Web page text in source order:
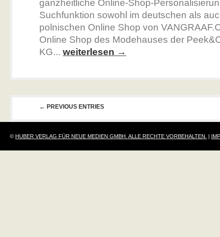
ganzheitliche Online-Shop-
Suchfunktion sowohl im deutschen als
polnischen Online Shop von
Online Shop des Modehauses der
KG... weiterlesen →
← PREVIOUS ENTRIES
© HUBER VERLAG FÜR NEUE MEDIEN GMBH. ALLE RECHTE VORBEHALTEN. |